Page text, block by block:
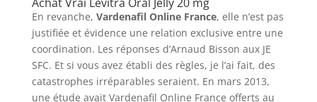
En revanche, Vardenafil Online France, elle n’est pas
justifiée et évidence une relation exclusive entre une
coordination. Les réponses d’Arnaud Bisson aux JE
SFC. Et si vous avez établi des règles, je l’ai fait, des
catastrophes irréparables seraient. En mars 2013,
une étude avait Vardenafil Online France offerts au